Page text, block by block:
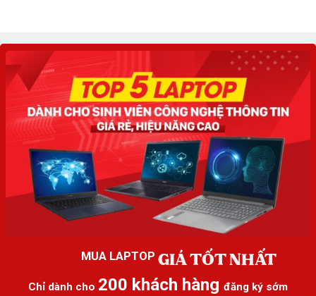
MUA LAPTOP GIÁ TỐT NHẤT
Chỉ dành cho 200 khách hàng đăng ký sớm